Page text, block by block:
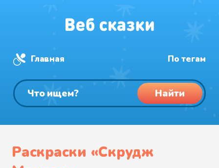
Главная По тегам
Найти
Раскраски «Скрудж